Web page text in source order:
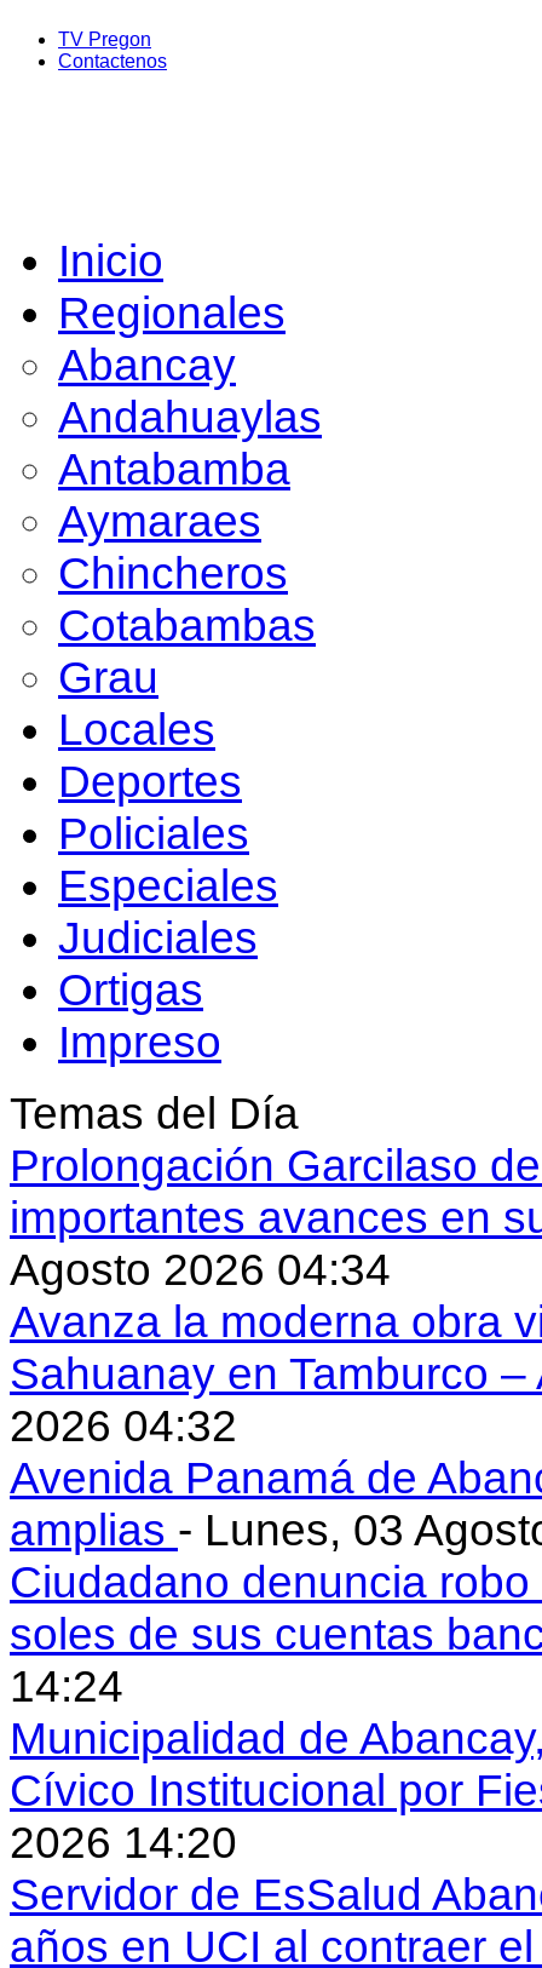
TV Pregon
Contactenos
Inicio
Regionales
Abancay
Andahuaylas
Antabamba
Aymaraes
Chincheros
Cotabambas
Grau
Locales
Deportes
Policiales
Especiales
Judiciales
Ortigas
Impreso
Temas del Día
Prolongación Garcilaso
importantes avances en
Agosto 2026 04:34
Avanza la moderna obra
Sahuanay en Tamburco
2026 04:32
Avenida Panamá de
amplias - Lunes, 03
Ciudadano denuncia
soles de sus cuentas
14:24
Municipalidad de
Cívico Institucional por
2026 14:20
Servidor de EsSalud
años en UCI al contraer